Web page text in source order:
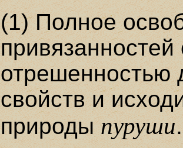
(1) Полное
привязанностей
отрешенностью
свойств и
природыпуруши.